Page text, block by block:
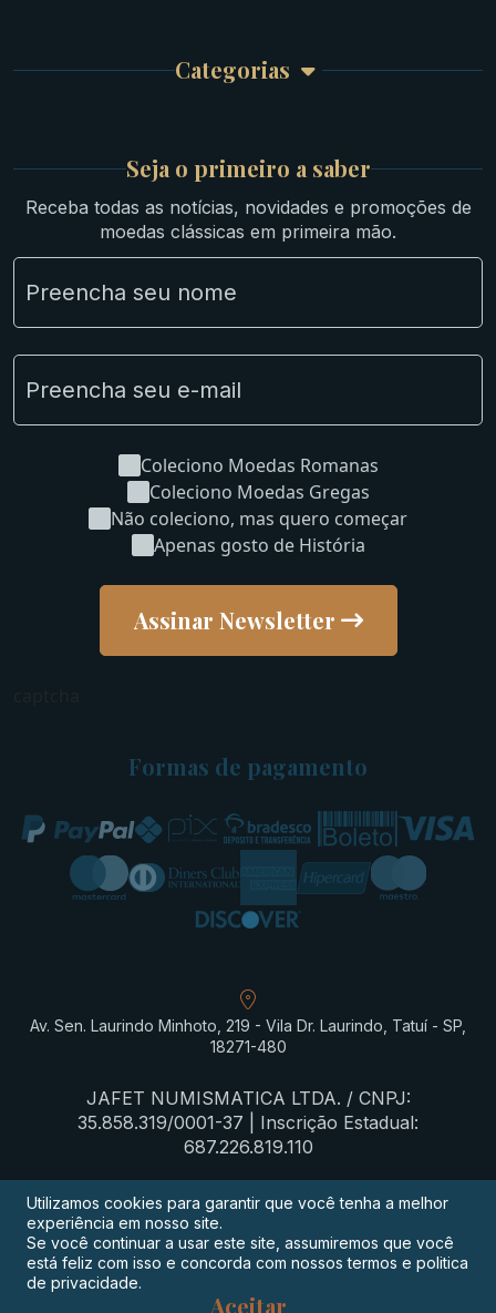
Atendimento
Categorias
Ouro
Ibéricas
Lotes Grandes
Material Numismático
NGC e NNC Encapsuladas
Novidades
Seja o primeiro a saber
Receba todas as notícias, novidades e promoções de
moedas clássicas em primeira mão.
Coleciono Moedas Romanas
Coleciono Moedas Gregas
Não coleciono, mas quero começar
Apenas gosto de História
Assinar Newsletter
Formas de pagamento
Av. Sen. Laurindo Minhoto, 219 - Vila Dr. Laurindo, Tatuí - SP,
18271-480
JAFET NUMISMATICA LTDA. / CNPJ:
35.858.319/0001-37 | Inscrição Estadual:
687.226.819.110
Termos de privacidade
Procon-SP
Utilizamos cookies para garantir que você tenha a melhor
experiência em nosso site.
Se você continuar a usar este site, assumiremos que você
está feliz com isso e concorda com nossos termos e politica
de privacidade.
Aceitar